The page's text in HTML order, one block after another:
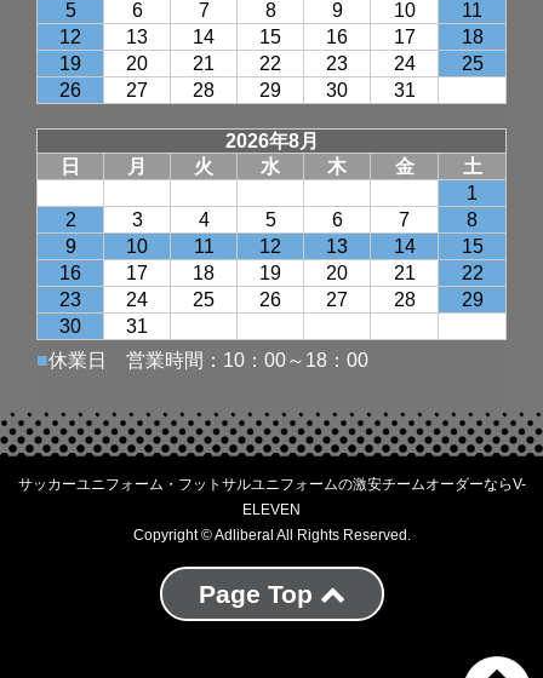
サッカーユニフォーム・フットサルユニフォームの激安チームオーダーならV-
ELEVEN
Copyright © Adliberal All Rights Reserved.
Page Top